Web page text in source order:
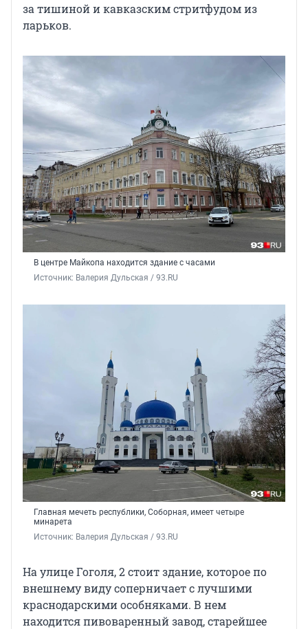
за тишиной и кавказским стритфудом из
ларьков.
В центре Майкопа находится здание с часами
Источник: Валерия Дульская / 93.RU
Главная мечеть республики, Соборная, имеет четыре
минарета
Источник: Валерия Дульская / 93.RU
На улице Гоголя, 2 стоит здание, которое по
внешнему виду соперничает с лучшими
краснодарскими особняками. В нем
находится пивоваренный завод, старейшее